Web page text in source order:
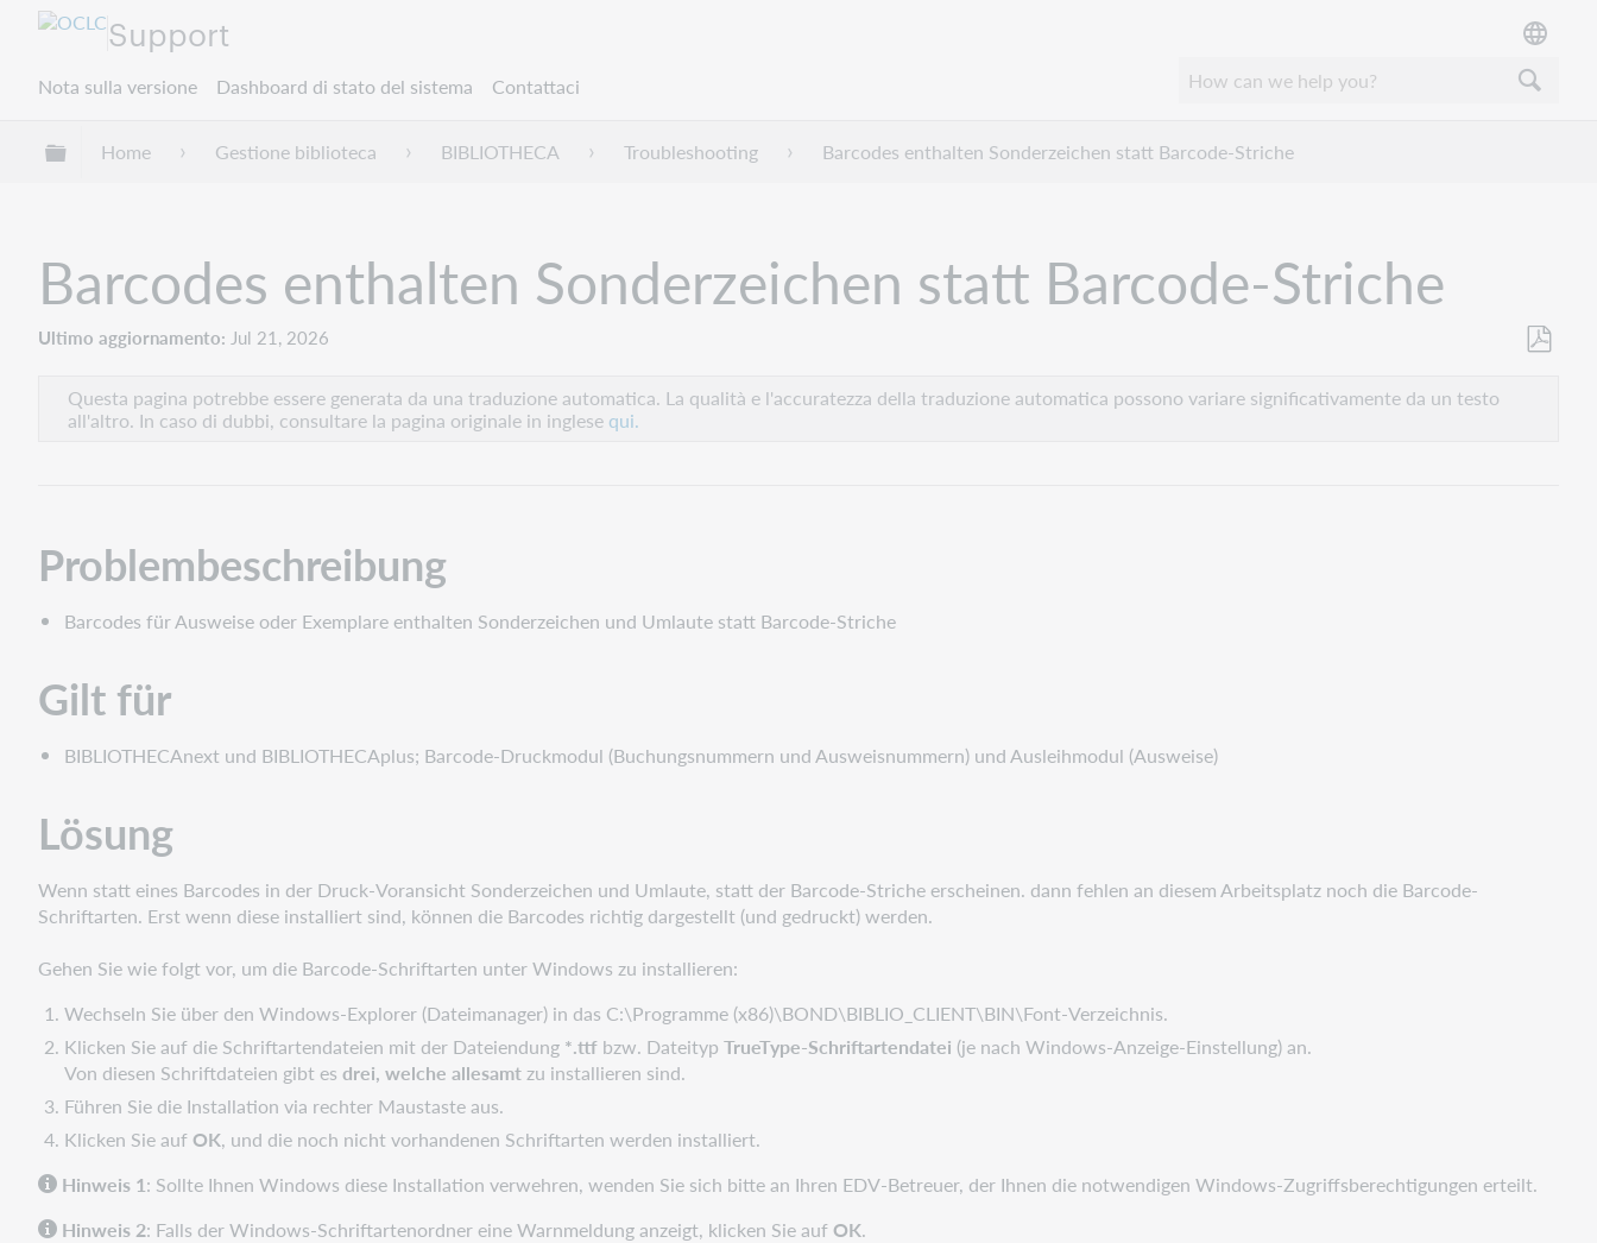
Support
Nota sulla versione Dashboard di stato del sistema Contattaci
Espandi/comprimi la gerarchia globale
Home Gestione biblioteca BIBLIOTHECA Troubleshooting Barcodes enthalten Sonderzeichen statt Barcode-Striche
Barcodes enthalten Sonderzeichen statt Barcode-Striche
Ultimo aggiornamento Jul 21, 2026
Questa pagina potrebbe essere generata da una traduzione automatica. La qualità e l'accuratezza della traduzione automatica possono variare significativamente da un testo
all'altro. In caso di dubbi, consultare la pagina originale in inglese qui.
Problembeschreibung
Barcodes für Ausweise oder Exemplare enthalten Sonderzeichen und Umlaute statt Barcode-Striche
Gilt für
BIBLIOTHECAnext und BIBLIOTHECAplus; Barcode-Druckmodul (Buchungsnummern und Ausweisnummern) und Ausleihmodul (Ausweise)
Lösung
Wenn statt eines Barcodes in der Druck-Voransicht Sonderzeichen und Umlaute, statt der Barcode-Striche erscheinen. dann fehlen an diesem Arbeitsplatz noch die Barcode-
Schriftarten. Erst wenn diese installiert sind, können die Barcodes richtig dargestellt (und gedruckt) werden.
Gehen Sie wie folgt vor, um die Barcode-Schriftarten unter Windows zu installieren:
Wechseln Sie über den Windows-Explorer (Dateimanager) in das C:\Programme (x86)\BOND\BIBLIO_CLIENT\BIN\Font-Verzeichnis.
Klicken Sie auf die Schriftartendateien mit der Dateiendung *.ttf bzw. DateitypTrueType-Schriftartendatei (je nach Windows-Anzeige-Einstellung) an.
Von diesen Schriftdateien gibt esdrei, welche allesamtzu installieren sind.
Führen Sie die Installation via rechter Maustaste aus.
Klicken Sie aufOK, und die noch nicht vorhandenen Schriftarten werden installiert.
Hinweis 1: Sollte Ihnen Windows diese Installation verwehren, wenden Sie sich bitte an Ihren EDV-Betreuer, der Ihnen die notwendigen Windows-Zugriffsberechtigungen erteilt.
Hinweis 2: Falls der Windows-Schriftartenordner eine Warnmeldung anzeigt, klicken Sie aufOK.